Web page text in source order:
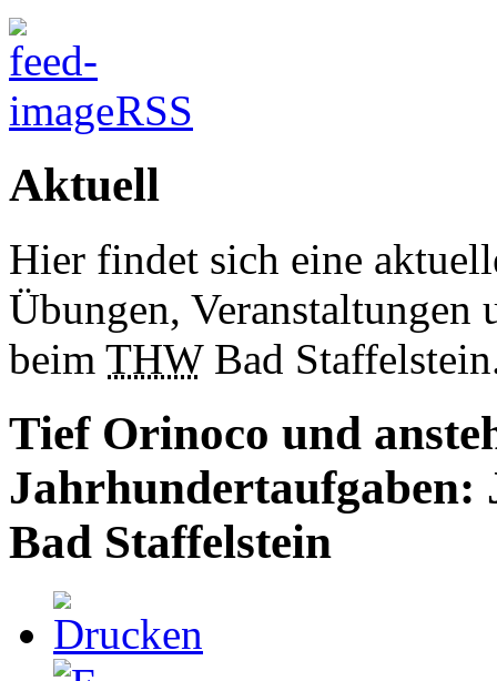
RSS
Aktuell
Hier findet sich eine
Übungen, Veranstaltungen
beim THWBad
Tief Orinoco und
Jahrhundertaufgaben:
Bad Staffelstein